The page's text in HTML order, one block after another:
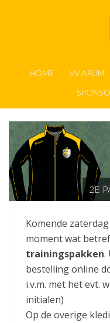
HOME VV ARUM
2E
Komende
moment wat
trainingspakken.
bestelling online
i.v.m. met het evt.
initialen)
Op de overige